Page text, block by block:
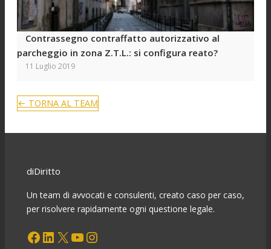
Contrassegno contraffatto autorizzativo al
parcheggio in zona Z.T.L.: si configura reato?
11 Luglio 2019
← TORNA AL TEAM
diDiritto
Un team di avvocati e consulenti, creato caso per caso,
per risolvere rapidamente ogni questione legale.
Facebook LinkedIn X YouTube Instagram